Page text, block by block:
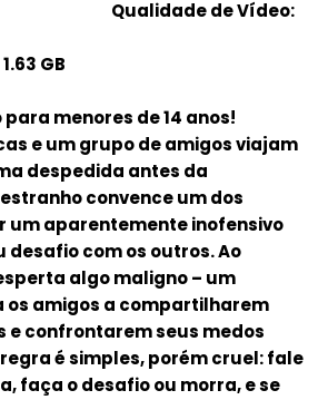
Qualidade de Vídeo:
GB
menores de 14 anos!
e um grupo de amigos viajam
despedida antes da
convence um dos
um aparentemente inofensivo
desafio com os outros. Ao
algo maligno – um
os amigos a compartilharem
e confrontarem seus medos
é simples, porém cruel: fale
faça o desafio ou morra, e se